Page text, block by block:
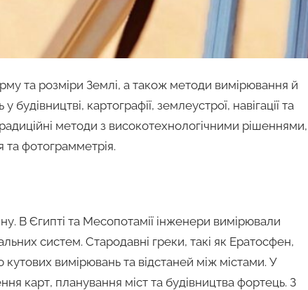
та розміри Землі, а також методи вимірювання й
картографії, землеустрої, навігації та
методи з високотехнологічними рішеннями,
та фотограмметрія.
В Єгипті та Месопотамії інженери вимірювали
систем. Стародавні греки, такі як Ератосфен,
вимірювань та відстаней між містами. У
карт, планування міст та будівництва фортець. З